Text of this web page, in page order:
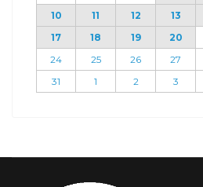
10
11 12 13
17
18 19 20
24
25 26 27
31
1 2 3